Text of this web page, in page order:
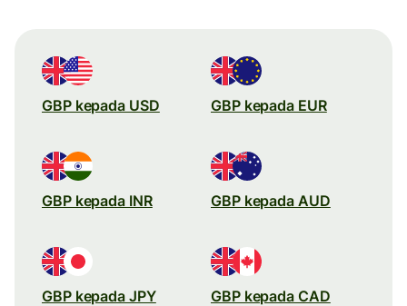
GBP kepada USD GBP kepada EUR
GBP kepada INR GBP kepada AUD
GBP kepada JPY GBP kepada CAD